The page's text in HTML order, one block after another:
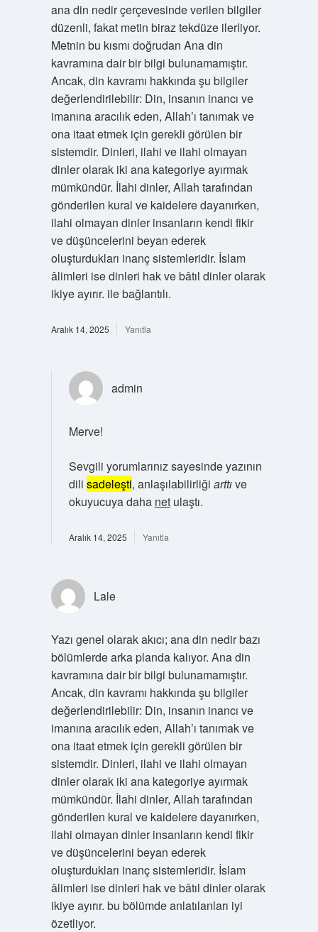
ana din nedir çerçevesinde verilen bilgiler
düzenli, fakat metin biraz tekdüze ilerliyor.
Metnin bu kısmı doğrudan Ana din
kavramına dair bir bilgi bulunamamıştır.
Ancak, din kavramı hakkında şu bilgiler
değerlendirilebilir: Din, insanın inancı ve
imanına aracılık eden, Allah’ı tanımak ve
ona itaat etmek için gerekli görülen bir
sistemdir. Dinleri, ilahi ve ilahi olmayan
dinler olarak iki ana kategoriye ayırmak
mümkündür. İlahi dinler, Allah tarafından
gönderilen kural ve kaidelere dayanırken,
ilahi olmayan dinler insanların kendi fikir
ve düşüncelerini beyan ederek
oluşturdukları inanç sistemleridir. İslam
âlimleri ise dinleri hak ve bâtıl dinler olarak
ikiye ayırır. ile bağlantılı.
Aralık 14, 2025 Yanıtla
admin
Merve!
Sevgili yorumlarınız sayesinde yazının
dili sadeleşti, anlaşılabilirliği arttıve
okuyucuya daha netulaştı.
Aralık 14, 2025 Yanıtla
Lale
Yazı genel olarak akıcı; ana din nedir bazı
bölümlerde arka planda kalıyor. Ana din
kavramına dair bir bilgi bulunamamıştır.
Ancak, din kavramı hakkında şu bilgiler
değerlendirilebilir: Din, insanın inancı ve
imanına aracılık eden, Allah’ı tanımak ve
ona itaat etmek için gerekli görülen bir
sistemdir. Dinleri, ilahi ve ilahi olmayan
dinler olarak iki ana kategoriye ayırmak
mümkündür. İlahi dinler, Allah tarafından
gönderilen kural ve kaidelere dayanırken,
ilahi olmayan dinler insanların kendi fikir
ve düşüncelerini beyan ederek
oluşturdukları inanç sistemleridir. İslam
âlimleri ise dinleri hak ve bâtıl dinler olarak
ikiye ayırır. bu bölümde anlatılanları iyi
özetliyor.